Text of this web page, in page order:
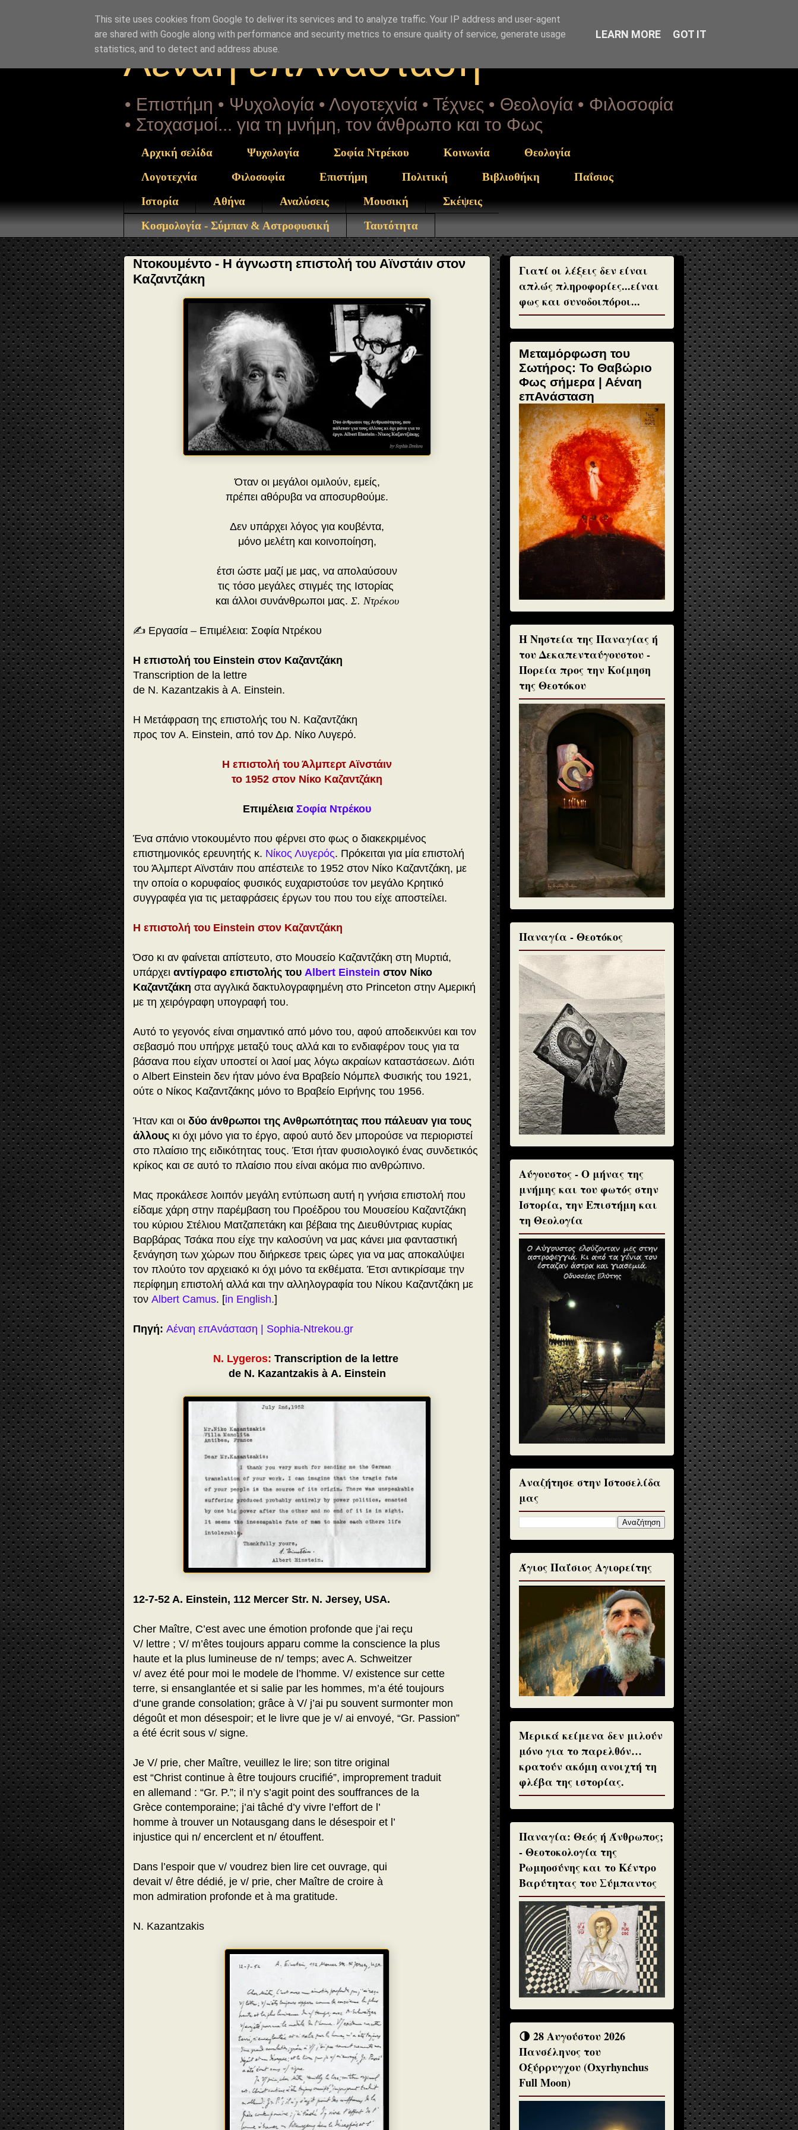
ntrekou.gr/2016/08/epistoli.einstein.ston.Kazantzaki.html" } }
Αέναη επΑνάσταση
• Επιστήμη • Ψυχολογία • Λογοτεχνία • Τέχνες • Θεολογία • Φιλοσοφία
• Στοχασμοί... για τη μνήμη, τον άνθρωπο και το Φως
Αρχική σελίδα Ψυχολογία Σοφία Ντρέκου Κοινωνία
Θεολογία
Λογοτεχνία
Φιλοσοφία Επιστήμη Πολιτική Βιβλιοθήκη
Παΐσιος
Ιστορία
Αθήνα Αναλύσεις Μουσική
Σκέψεις
Κοσμολογία - Σύμπαν & Αστροφυσική
Ταυτότητα
Ντοκουμέντο - Η άγνωστη επιστολή του Αϊνστάιν στον
Καζαντζάκη
Όταν οι μεγάλοι ομιλούν, εμείς,
πρέπει αθόρυβα να αποσυρθούμε.
Δεν υπάρχει λόγος για κουβέντα,
μόνο μελέτη και κοινοποίηση,
έτσι ώστε μαζί με μας, να απολαύσουν
τις τόσο μεγάλες στιγμές της Ιστορίας
και άλλοι συνάνθρωποι μας. Σ. Ντρέκου
✍️ Εργασία – Επιμέλεια: Σοφία Ντρέκου
Η επιστολή του Einstein στον Καζαντζάκη
Transcription de la lettre
de Ν. Kazantzakis à Α. Einstein.
Η Μετάφραση της επιστολής του Ν. Καζαντζάκη
προς τον A. Einstein, από τον Δρ. Νίκο Λυγερό.
H επιστολή του Άλμπερτ Αϊνστάιν
το 1952 στον Νίκο Καζαντζάκη
Επιμέλεια Σοφία Ντρέκου
Ένα σπάνιο ντοκουμέντο που φέρνει στο φως ο διακεκριμένος
επιστημονικός ερευνητής κ. Νίκος Λυγερός. Πρόκειται για μία επιστολή
του Άλμπερτ Αϊνστάιν που απέστειλε το 1952 στον Νίκο Καζαντζάκη, με
την οποία ο κορυφαίος φυσικός ευχαριστούσε τον μεγάλο Κρητικό
συγγραφέα για τις μεταφράσεις έργων του που του είχε αποστείλει.
Η επιστολή του Einstein στον Καζαντζάκη
Όσο κι αν φαίνεται απίστευτο, στο Μουσείο Καζαντζάκη στη Μυρτιά,
υπάρχει αντίγραφο επιστολής του Albert Einstein στον Νίκο
Καζαντζάκη στα αγγλικά δακτυλογραφημένη στο Princeton στην Αμερική
με τη χειρόγραφη υπογραφή του.
Αυτό το γεγονός είναι σημαντικό από μόνο του, αφού αποδεικνύει και τον
σεβασμό που υπήρχε μεταξύ τους αλλά και το ενδιαφέρον τους για τα
βάσανα που είχαν υποστεί οι λαοί μας λόγω ακραίων καταστάσεων. Διότι
ο Albert Einstein δεν ήταν μόνο ένα Βραβείο Νόμπελ Φυσικής του 1921,
ούτε ο Νίκος Καζαντζάκης μόνο το Βραβείο Ειρήνης του 1956.
Ήταν και οι δύο άνθρωποι της Ανθρωπότητας που πάλευαν για τους
άλλους κι όχι μόνο για το έργο, αφού αυτό δεν μπορούσε να περιοριστεί
στο πλαίσιο της ειδικότητας τους. Έτσι ήταν φυσιολογικό ένας συνδετικός
κρίκος και σε αυτό το πλαίσιο που είναι ακόμα πιο ανθρώπινο.
Μας προκάλεσε λοιπόν μεγάλη εντύπωση αυτή η γνήσια επιστολή που
είδαμε χάρη στην παρέμβαση του Προέδρου του Μουσείου Καζαντζάκη
του κύριου Στέλιου Ματζαπετάκη και βέβαια της Διευθύντριας κυρίας
Βαρβάρας Τσάκα που είχε την καλοσύνη να μας κάνει μια φανταστική
ξενάγηση των χώρων που διήρκεσε τρεις ώρες για να μας αποκαλύψει
τον πλούτο τον αρχειακό κι όχι μόνο τα εκθέματα. Έτσι αντικρίσαμε την
περίφημη επιστολή αλλά και την αλληλογραφία του Νίκου Καζαντζάκη με
τον Albert Camus. [in English.]
Πηγή: Αέναη επΑνάσταση | Sophia-Ntrekou.gr
N. Lygeros: Transcription de la lettre
de Ν. Kazantzakis à Α. Einstein
12-7-52 A. Einstein, 112 Mercer Str. N. Jersey, USA.
Cher Maître, C’est avec une émotion profonde que j’ai reçu
V/ lettre ; V/ m’êtes toujours apparu comme la conscience la plus
haute et la plus lumineuse de n/ temps; avec A. Schweitzer
v/ avez été pour moi le modele de l’homme. V/ existence sur cette
terre, si ensanglantée et si salie par les hommes, m’a été toujours
d’une grande consolation; grâce à V/ j’ai pu souvent surmonter mon
dégoût et mon désespoir; et le livre que je v/ ai envoyé, “Gr. Passion”
a été écrit sous v/ signe.
Je V/ prie, cher Maître, veuillez le lire; son titre original
est “Christ continue à être toujours crucifié”, improprement traduit
en allemand : “Gr. P.”; il n’y s’agit point des souffrances de la
Grèce contemporaine; j’ai tâché d’y vivre l’effort de l’
homme à trouver un Notausgang dans le désespoir et l’
injustice qui n/ encerclent et n/ étouffent.
Dans l’espoir que v/ voudrez bien lire cet ouvrage, qui
devait v/ être dédié, je v/ prie, cher Maître de croire à
mon admiration profonde et à ma gratitude.
N. Kazantzakis
Γιατί οι λέξεις δεν είναι
απλώς πληροφορίες...είναι
φως και συνοδοιπόροι...
Μεταμόρφωση του
Σωτήρος: Το Θαβώριο
Φως σήμερα | Αέναη
επΑνάσταση
H Νηστεία της Παναγίας ή
του Δεκαπενταύγουστου -
Πορεία προς την Κοίμηση
της Θεοτόκου
Παναγία - Θεοτόκος
Αύγουστος - Ο μήνας της
μνήμης και του φωτός στην
Ιστορία, την Επιστήμη και
τη Θεολογία
Αναζήτησε στην Ιστοσελίδα
μας
Άγιος Παΐσιος Αγιορείτης
Μερικά κείμενα δεν μιλούν
μόνο για το παρελθόν…
κρατούν ακόμη ανοιχτή τη
φλέβα της ιστορίας.
Παναγία: Θεός ή Άνθρωπος;
- Θεοτοκολογία της
Ρωμηοσύνης και το Κέντρο
Βαρύτητας του Σύμπαντος
🌗 28 Αυγούστου 2026
Πανσέληνος του
Οξύρρυγχου (Oxyrhynchus
Full Moon)
This site uses cookies from Google to deliver its services and to analyze traffic. Your IP address and user-agent
are shared with Google along with performance and security metrics to ensure quality of service, generate usage
statistics, and to detect and address abuse.
LEARN MORE GOT IT